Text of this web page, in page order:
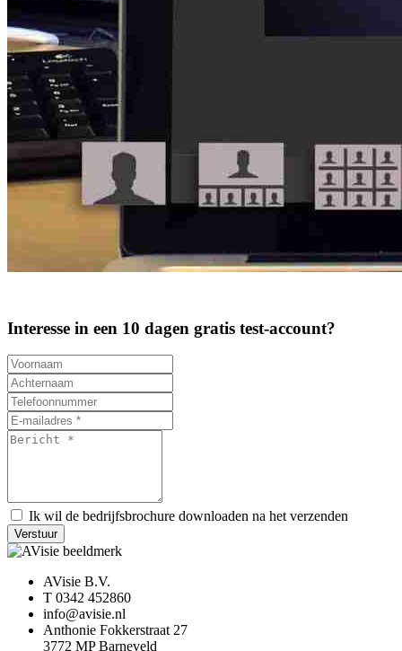
Interesse in een 10 dagen gratis test-account?
Ik wil de bedrijfsbrochure downloaden na het verzenden
Verstuur
AVisie B.V.
T 0342 452860
info@avisie.nl
Anthonie Fokkerstraat 27
3772 MP Barneveld